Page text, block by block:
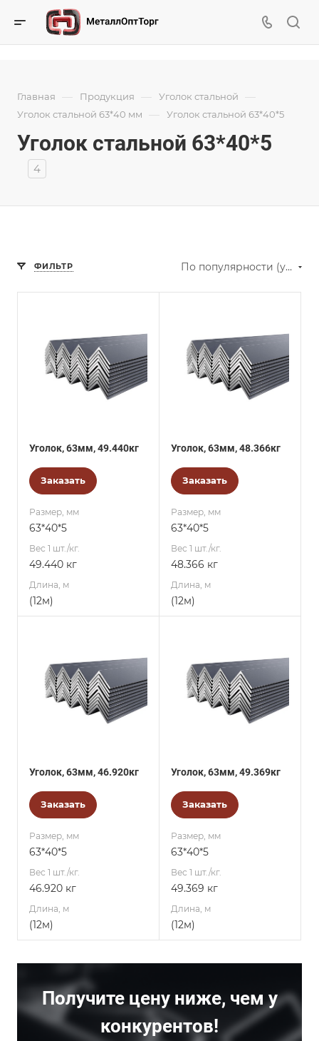
Главная — Продукция — Уголок стальной —
Уголок стальной 63*40 мм — Уголок стальной 63*40*5
Уголок стальной 63*40*5
4
ФИЛЬТР По популярности (убывание)
Уголок, 63мм, 49.440кг
Заказать
Размер, мм
63*40*5
Вес 1 шт./кг.
49.440 кг
Длина, м
(12м)
Уголок, 63мм, 48.366кг
Заказать
Размер, мм
63*40*5
Вес 1 шт./кг.
48.366 кг
Длина, м
(12м)
Уголок, 63мм, 46.920кг
Заказать
Размер, мм
63*40*5
Вес 1 шт./кг.
46.920 кг
Длина, м
(12м)
Уголок, 63мм, 49.369кг
Заказать
Размер, мм
63*40*5
Вес 1 шт./кг.
49.369 кг
Длина, м
(12м)
Получите цену ниже, чем у
конкурентов!